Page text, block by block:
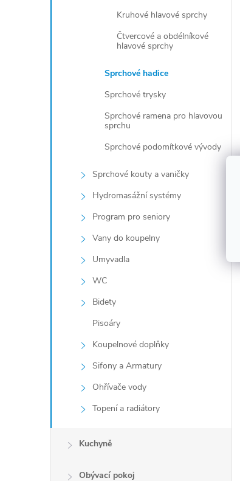
Kruhové hlavové sprchy
Čtvercové a obdélníkové
hlavové sprchy
Sprchové hadice
Sprchové trysky
Sprchové ramena pro hlavovou
sprchu
Sprchové podomítkové vývody
Sprchové kouty a vaničky
Hydromasážní systémy
Program pro seniory
Vany do koupelny
Umyvadla
WC
Bidety
Pisoáry
Koupelnové doplňky
Sifony a Armatury
Ohřívače vody
Topení a radiátory
Kuchyně
Obývací pokoj